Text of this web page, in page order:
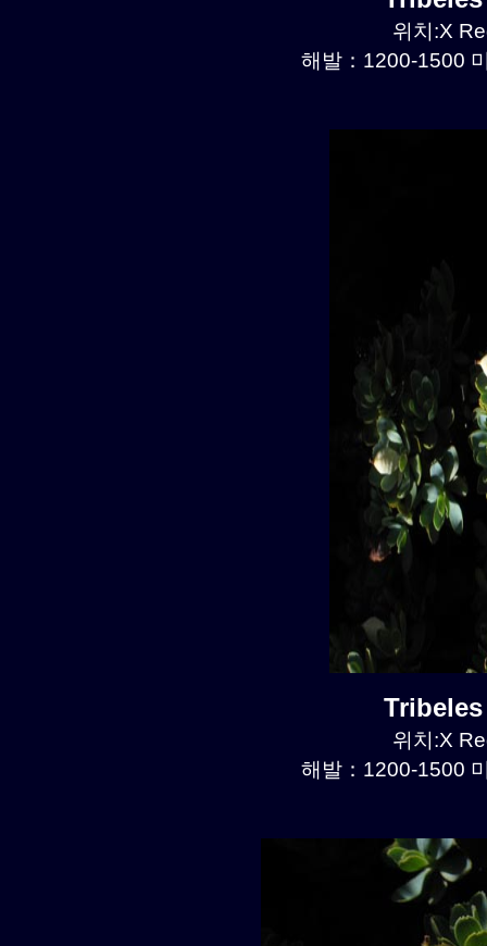
위치:X
해발：1200-1500
위치:X
해발：1200-1500